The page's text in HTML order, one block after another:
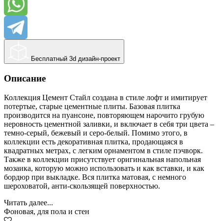
Бесплатный 3d дизайн-проект
Описание
Коллекция Цемент Стайл создана в стиле лофт и имитирует
потертые, старые цементные плиты. Базовая плитка
производится на пуансоне, повторяющем нарочито грубую
неровность цементной заливки, и включает в себя три цвета –
темно-серый, бежевый и серо-белый. Помимо этого, в
коллекции есть декоративная плитка, продающаяся в
квадратных метрах, с легким орнаментом в стиле пэчворк.
Также в коллекции присутствует оригинальная напольная
мозаика, которую можно использовать и как вставки, и как
бордюр при выкладке. Вся плитка матовая, с немного
шероховатой, анти-скользящей поверхностью.
Читать далее...
Фоновая, для пола и стен